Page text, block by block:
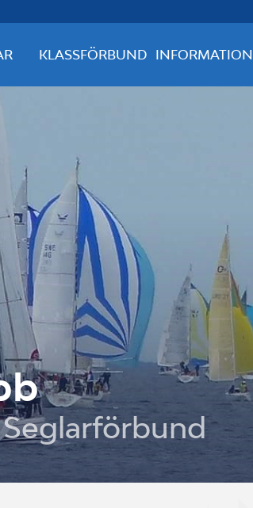
KLASSFÖRBUND INFORMATION